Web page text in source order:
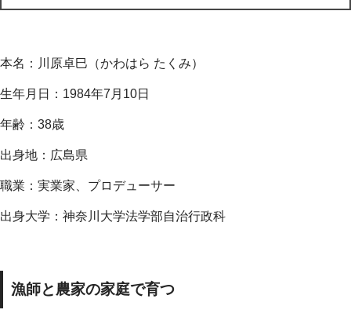
本名：川原卓巳（かわはら たくみ）
生年月日：1984年7月10日
年齢：38歳
出身地：広島県
職業：実業家、プロデューサー
出身大学：神奈川大学法学部自治行政科
漁師と農家の家庭で育つ